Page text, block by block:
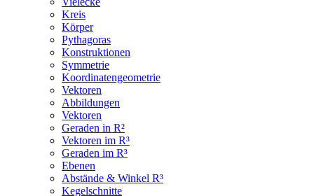
Kreis
Körper
Pythagoras
Konstruktionen
Symmetrie
Koordinatengeometrie
Vektoren
Abbildungen
Vektoren
Geraden in R²
Vektoren im R³
Geraden im R³
Ebenen
Abstände & Winkel R³
Kegelschnitte